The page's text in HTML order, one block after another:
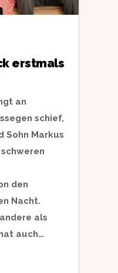
erstmals
an
schief,
Sohn Markus
den
Nacht.
als
auch…